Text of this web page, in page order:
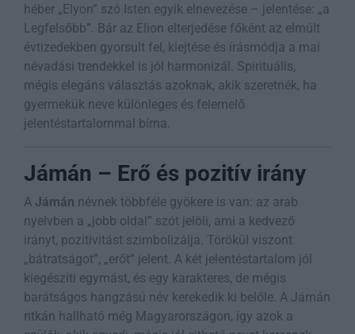
héber „Elyon” szó Isten egyik elnevezése – jelentése: „a
Legfelsőbb”. Bár az Elion elterjedése főként az elmúlt
évtizedekben gyorsult fel, kiejtése és írásmódja a mai
névadási trendekkel is jól harmonizál. Spirituális,
mégis elegáns választás azoknak, akik szeretnék, ha
gyermekük neve különleges és felemelő
jelentéstartalommal bírna.
Jámán – Erő és pozitív irány
A Jámán névnek többféle gyökere is van: az arab
nyelvben a „jobb oldal” szót jelöli, ami a kedvező
irányt, pozitivitást szimbolizálja. Törökül viszont
„bátratságot”, „erőt” jelent. A két jelentéstartalom jól
kiegészíti egymást, és egy karakteres, de mégis
barátságos hangzású név kerekedik ki belőle. A Jámán
ritkán hallható még Magyarországon, így azok a